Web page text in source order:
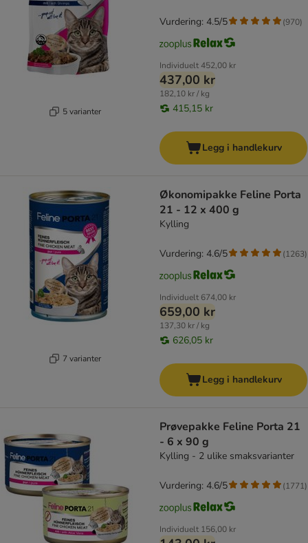
5 varianter
Individuelt452,00 kr
437,00 kr
182,10 kr / kg
415,15 kr
Vurdering: 4.5/5 (970)
Legg i handlekurv
7 varianter
Økonomipakke Feline Porta
21 - 12 x 400 g
Kylling
Individuelt 674,00 kr
659,00 kr
137,30 kr / kg
626,05 kr
Vurdering: 4.6/5 (1263)
Legg i handlekurv
Prøvepakke Feline Porta 21
- 6 x 90 g
Kylling - 2 ulike smaksvarianter
Individuelt 156,00 kr
Vurdering: 4.6/5 (1771)